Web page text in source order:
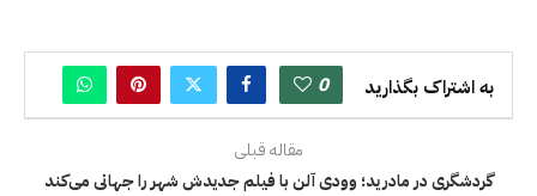
به اشتراک بگذارید 0
مقاله قبلی
گردشگری در مادرید؛ وودی آلن با فیلم جدیدش شهر را جهانی می‌کند